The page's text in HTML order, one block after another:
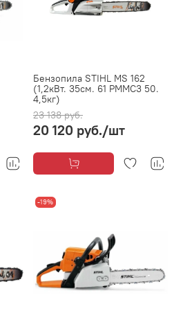
Бензопила STIHL MS 162
(1,2кВт. 35см. 61 PMMC3 50.
4,5кг)
23 138 руб.
20 120 руб./шт
-19%